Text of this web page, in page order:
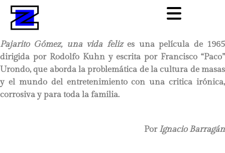
Pajarito Gómez, una vida felizes una película de 1965
dirigida por Rodolfo Kuhn y escrita por Francisco “Paco”
Urondo, que aborda la problemática de la cultura de masas
y el mundo del entretenimiento con una critica irónica,
corrosiva y para toda la familia.
PorIgnacio Barragán